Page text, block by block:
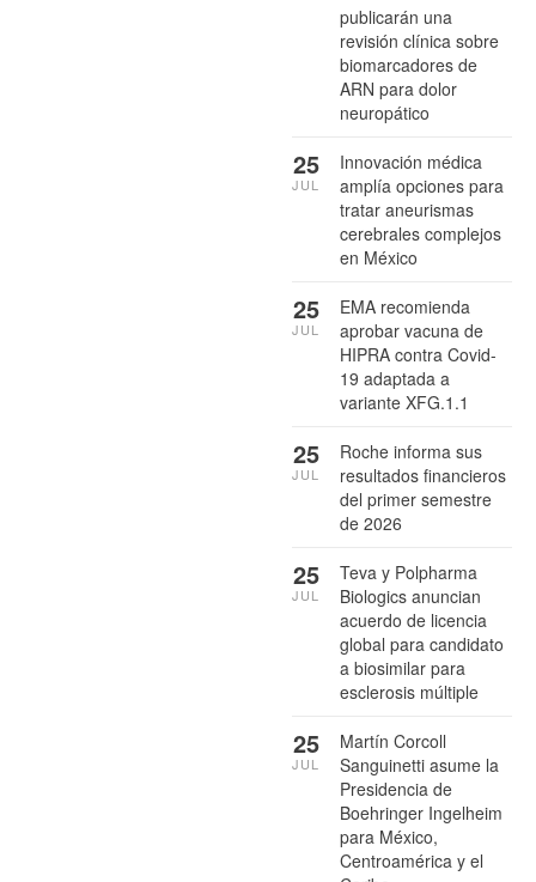
publicarán una
revisión clínica sobre
biomarcadores de
ARN para dolor
neuropático
Innovación médica
amplía opciones para
tratar aneurismas
cerebrales complejos
en México
25
JUL
EMA recomienda
aprobar vacuna de
HIPRA contra Covid-
19 adaptada a
variante XFG.1.1
25
JUL
Roche informa sus
resultados financieros
del primer semestre
de 2026
25
JUL
Teva y Polpharma
Biologics anuncian
acuerdo de licencia
global para candidato
a biosimilar para
esclerosis múltiple
25
JUL
Martín Corcoll
Sanguinetti asume la
Presidencia de
Boehringer Ingelheim
para México,
Centroamérica y el
25
JUL